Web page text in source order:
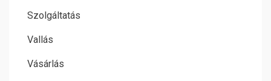
Szolgáltatás
Vallás
Vásárlás